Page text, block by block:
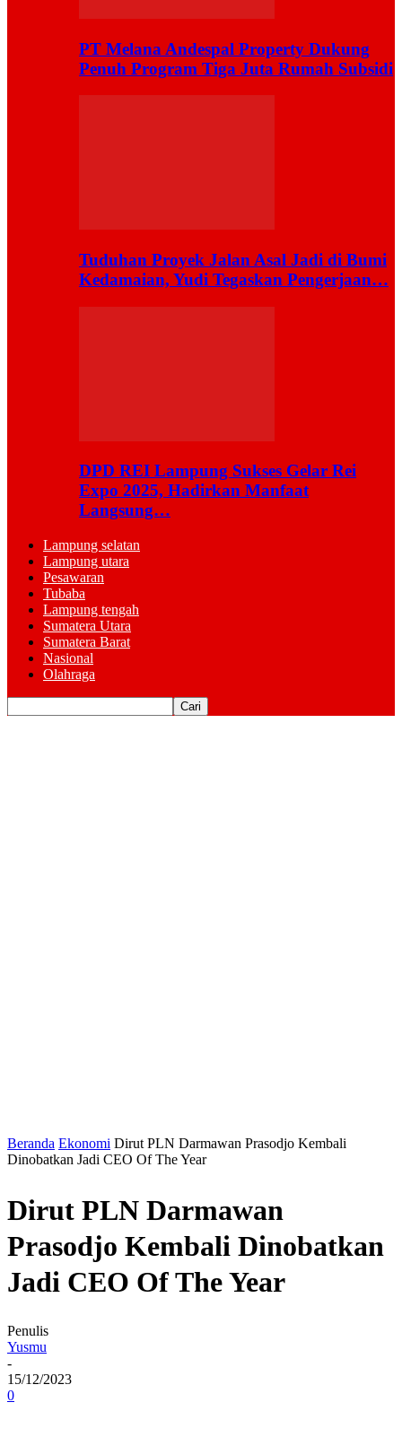
PT Melana Andespal Property Dukung
Penuh Program Tiga Juta Rumah Subsidi
Tuduhan Proyek Jalan Asal Jadi di Bumi
Kedamaian, Yudi Tegaskan Pengerjaan…
DPD REI Lampung Sukses Gelar Rei
Expo 2025, Hadirkan Manfaat
Langsung…
Lampung selatan
Lampung utara
Pesawaran
Tubaba
Lampung tengah
Sumatera Utara
Sumatera Barat
Nasional
Olahraga
Beranda Ekonomi Dirut PLN Darmawan Prasodjo Kembali
Dinobatkan Jadi CEO Of The Year
Dirut PLN Darmawan
Prasodjo Kembali Dinobatkan
Jadi CEO Of The Year
Penulis
Yusmu
-
15/12/2023
0